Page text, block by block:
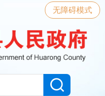
无障碍模式